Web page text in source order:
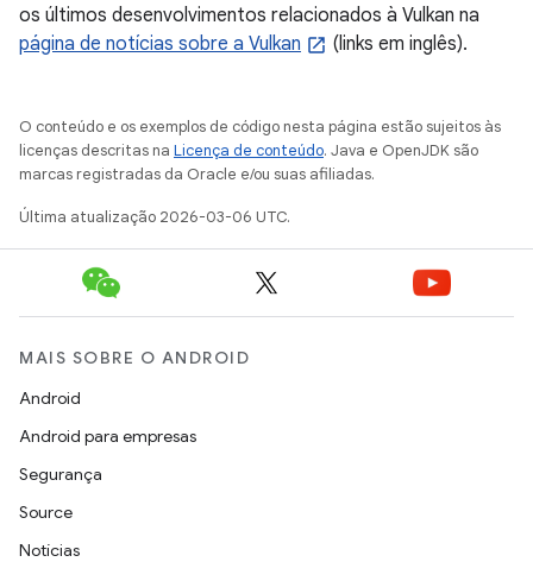
os últimos desenvolvimentos relacionados à Vulkan na
página de notícias sobre a Vulkan
(links em inglês).
O conteúdo e os exemplos de código nesta página estão sujeitos às
licenças descritas na Licença de conteúdo. Java e OpenJDK são
marcas registradas da Oracle e/ou suas afiliadas.
Última atualização 2026-03-06 UTC.
MAIS SOBRE O ANDROID
Android
Android para empresas
Segurança
Source
Notícias